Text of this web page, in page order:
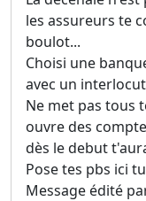
les assureurs te
boulot...
Choisi une
avec un
Ne met pas tous
ouvre des
dès le debut
Pose tes pbs ici
Message édité